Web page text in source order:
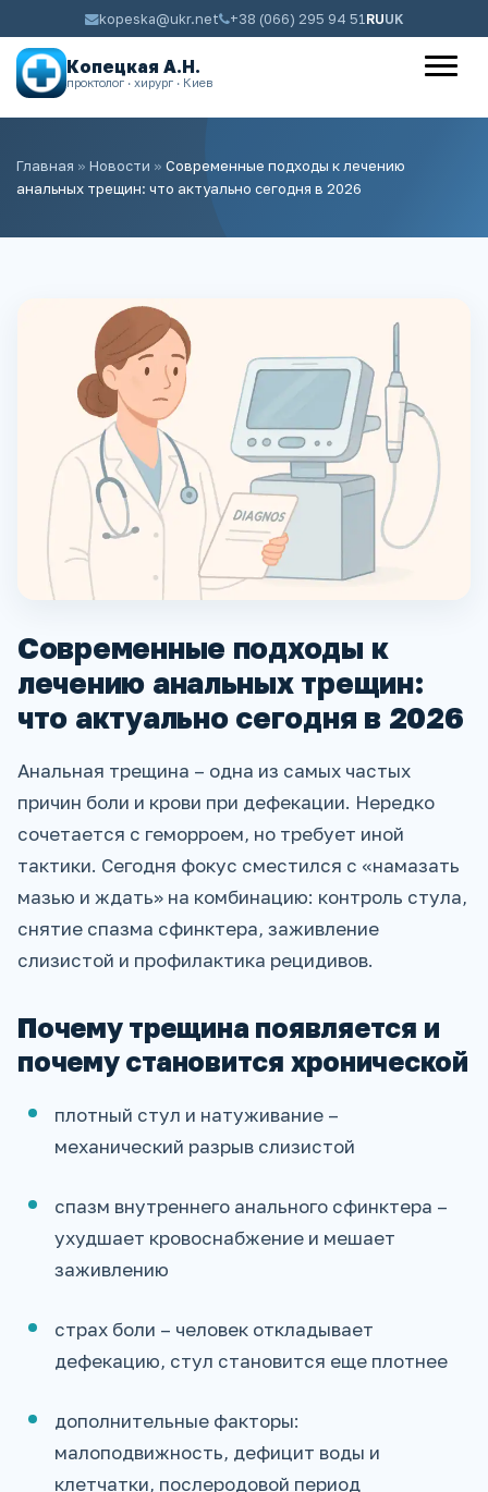
kopeska@ukr.net +38 (066) 295 94 51RUUK
Копецкая А.Н.
проктолог · хирург · Киев
Главная » Новости » Современные подходы к лечению
анальных трещин: что актуально сегодня в 2026
Современные подходы к
лечению анальных трещин:
что актуально сегодня в 2026
Анальная трещина – одна из самых частых
причин боли и крови при дефекации. Нередко
сочетается с геморроем, но требует иной
тактики. Сегодня фокус сместился с «намазать
мазью и ждать» на комбинацию: контроль стула,
снятие спазма сфинктера, заживление
слизистой и профилактика рецидивов.
Почему трещина появляется и
почему становится хронической
плотный стул и натуживание –
механический разрыв слизистой
спазм внутреннего анального сфинктера –
ухудшает кровоснабжение и мешает
заживлению
страх боли – человек откладывает
дефекацию, стул становится еще плотнее
дополнительные факторы:
малоподвижность, дефицит воды и
клетчатки, послеродовой период